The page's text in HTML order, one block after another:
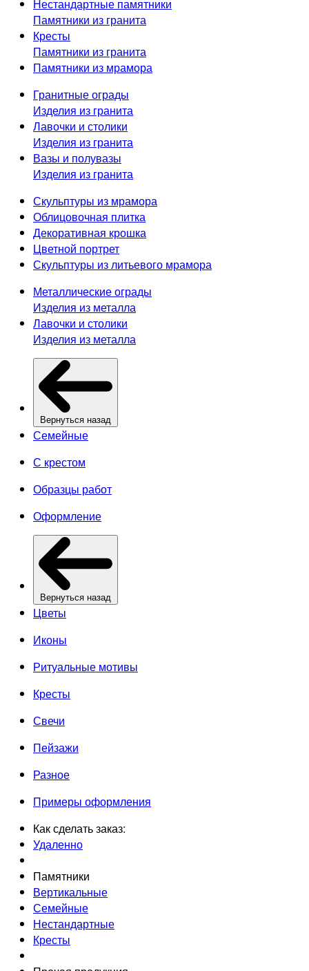
Нестандартные памятники
Памятники из гранита
Кресты
Памятники из гранита
Памятники из мрамора
Гранитные ограды
Изделия из гранита
Лавочки и столики
Изделия из гранита
Вазы и полувазы
Изделия из гранита
Скульптуры из мрамора
Облицовочная плитка
Декоративная крошка
Цветной портрет
Скульптуры из литьевого мрамора
Металлические ограды
Изделия из металла
Лавочки и столики
Изделия из металла
Вернуться назад
Семейные
С крестом
Образцы работ
Оформление
Вернуться назад
Цветы
Иконы
Ритуальные мотивы
Кресты
Свечи
Пейзажи
Разное
Примеры оформления
Как сделать заказ:
Удаленно
Памятники
Вертикальные
Семейные
Нестандартные
Кресты